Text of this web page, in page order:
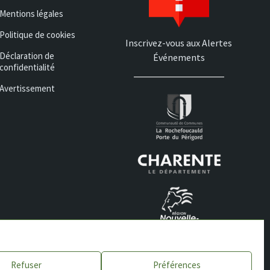
Refuser Préférences
Mentions légales
Politique de cookies
Déclaration de
confidentialité
Avertissement
Inscrivez-vous aux Alertes
Événements